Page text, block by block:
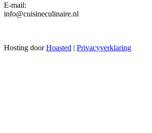
E-mail:
info@cuisineculinaire.nl
Hosting doorHoasted | Privacyverklaring